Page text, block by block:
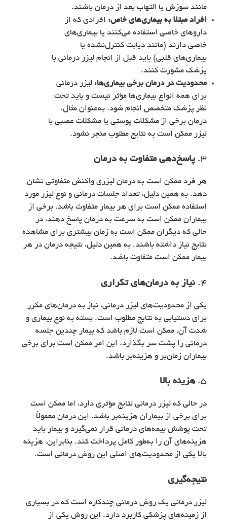
مانند سوزش یا التهاب بعد از درمان باشند.
افراد مبتلا به بیماری‌های خاص: افرادی که از
داروهای خاصی استفاده می‌کنند یا بیماری‌های
خاصی دارند (مانند دیابت کنترل‌نشده یا
بیماری‌های قلبی) باید قبل از انجام لیزر درمانی با
پزشک مشورت کنند.
محدودیت در درمان برخی بیماری‌ها: لیزر درمانی
برای همه انواع بیماری‌ها مؤثر نیست و باید تحت
نظر پزشک متخصص انجام شود. به‌عنوان مثال،
درمان برخی از مشکلات پوستی یا مشکلات عصبی با
لیزر ممکن است به نتایج مطلوب منجر نشود.
3. پاسخ‌دهی متفاوت به درمان
هر فرد ممکن است به درمان لیزری واکنش متفاوتی نشان
دهد. به همین دلیل، تعداد جلسات درمانی و نوع لیزر مورد
استفاده ممکن است برای هر بیمار متفاوت باشد. برخی از
بیماران ممکن است به سرعت به درمان پاسخ دهند، در
حالی که دیگران ممکن است به زمان بیشتری برای مشاهده
نتایج نیاز داشته باشند. به همین دلیل، نتیجه درمان در هر
بیمار ممکن است متفاوت باشد.
4. نیاز به درمان‌های تکراری
یکی از محدودیت‌های لیزر درمانی، نیاز به درمان‌های مکرر
برای دستیابی به نتایج مطلوب است. بسته به نوع بیماری و
شدت آن، ممکن است لازم باشد که بیمار چندین جلسه
درمانی را پشت سر بگذارد. این امر ممکن است برای برخی
بیماران زمان‌بر و هزینه‌بر باشد.
5. هزینه بالا
در حالی که لیزر درمانی نتایج مؤثری دارد، اما ممکن است
برای برخی از بیماران هزینه‌بر باشد. این درمان معمولاً
تحت پوشش بیمه‌های درمانی قرار نمی‌گیرد و بیمار باید
هزینه‌های آن را به‌طور کامل پرداخت کند. بنابراین، هزینه
بالا یکی از محدودیت‌های اصلی این روش درمانی است.
نتیجه‌گیری
لیزر درمانی یک روش درمانی چندکاره است که در بسیاری
از زمینه‌های پزشکی کاربرد دارد. این روش یکی از